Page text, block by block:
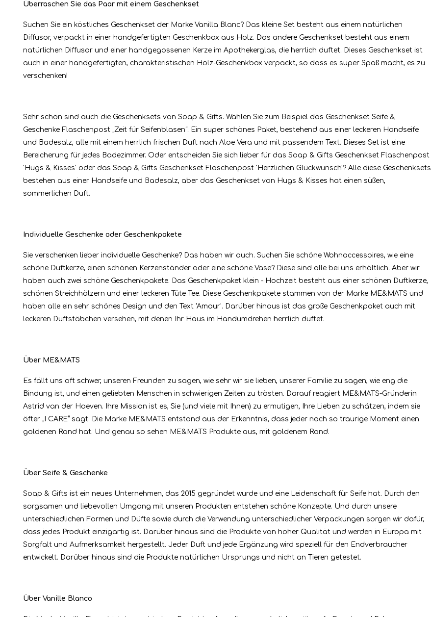
Überraschen Sie das Paar mit einem Geschenkset
Suchen Sie ein köstliches Geschenkset der Marke Vanilla Blanc? Das kleine Set besteht aus einem natürlichen
Diffusor, verpackt in einer handgefertigten Geschenkbox aus Holz. Das andere Geschenkset besteht aus einem
natürlichen Diffusor und einer handgegossenen Kerze im Apothekerglas, die herrlich duftet. Dieses Geschenkset ist
auch in einer handgefertigten, charakteristischen Holz-Geschenkbox verpackt, so dass es super Spaß macht, es zu
verschenken!
Sehr schön sind auch die Geschenksets von Soap & Gifts. Wählen Sie zum Beispiel das Geschenkset Seife &
Geschenke Flaschenpost „Zeit für Seifenblasen“. Ein super schönes Paket, bestehend aus einer leckeren Handseife
und Badesalz, alle mit einem herrlich frischen Duft nach Aloe Vera und mit passendem Text. Dieses Set ist eine
Bereicherung für jedes Badezimmer. Oder entscheiden Sie sich lieber für das Soap & Gifts Geschenkset Flaschenpost
'Hugs & Kisses' oder das Soap & Gifts Geschenkset Flaschenpost 'Herzlichen Glückwunsch'? Alle diese Geschenksets
bestehen aus einer Handseife und Badesalz, aber das Geschenkset von Hugs & Kisses hat einen süßen,
sommerlichen Duft.
Individuelle Geschenke oder Geschenkpakete
Sie verschenken lieber individuelle Geschenke? Das haben wir auch. Suchen Sie schöne Wohnaccessoires, wie eine
schöne Duftkerze, einen schönen Kerzenständer oder eine schöne Vase? Diese sind alle bei uns erhältlich. Aber wir
haben auch zwei schöne Geschenkpakete. Das Geschenkpaket klein - Hochzeit besteht aus einer schönen Duftkerze,
schönen Streichhölzern und einer leckeren Tüte Tee. Diese Geschenkpakete stammen von der Marke ME&MATS und
haben alle ein sehr schönes Design und den Text 'Amour'. Darüber hinaus ist das große Geschenkpaket auch mit
leckeren Duftstäbchen versehen, mit denen Ihr Haus im Handumdrehen herrlich duftet.
Über ME&MATS
Es fällt uns oft schwer, unseren Freunden zu sagen, wie sehr wir sie lieben, unserer Familie zu sagen, wie eng die
Bindung ist, und einen geliebten Menschen in schwierigen Zeiten zu trösten. Darauf reagiert ME&MATS-Gründerin
Astrid van der Hoeven. Ihre Mission ist es, Sie (und viele mit Ihnen) zu ermutigen, Ihre Lieben zu schätzen, indem sie
öfter „I CARE“ sagt. Die Marke ME&MATS entstand aus der Erkenntnis, dass jeder noch so traurige Moment einen
goldenen Rand hat. Und genau so sehen ME&MATS Produkte aus, mit goldenem Rand.
Über Seife & Geschenke
Soap & Gifts ist ein neues Unternehmen, das 2015 gegründet wurde und eine Leidenschaft für Seife hat. Durch den
sorgsamen und liebevollen Umgang mit unseren Produkten entstehen schöne Konzepte. Und durch unsere
unterschiedlichen Formen und Düfte sowie durch die Verwendung unterschiedlicher Verpackungen sorgen wir dafür,
dass jedes Produkt einzigartig ist. Darüber hinaus sind die Produkte von hoher Qualität und werden in Europa mit
Sorgfalt und Aufmerksamkeit hergestellt. Jeder Duft und jede Ergänzung wird speziell für den Endverbraucher
entwickelt. Darüber hinaus sind die Produkte natürlichen Ursprungs und nicht an Tieren getestet.
Über Vanille Blanco